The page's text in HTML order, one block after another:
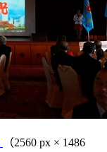
（2560 px × 1486